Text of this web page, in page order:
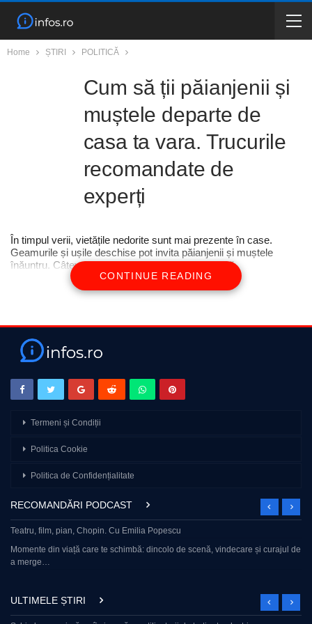
Home ȘTIRI POLITICĂ
Cum să ții păianjenii și
muștele departe de
casa ta vara. Trucurile
recomandate de
experți
În timpul verii, vietățile nedorite sunt mai prezente în case.
Geamurile și ușile deschise pot invita păianjenii și muștele
înăuntru. Câteva sfaturi te ajută să le ții la distanță.
CONTINUE READING
Termeni și Condiții
Politica Cookie
Politica de Confidențialitate
RECOMANDĂRI PODCAST
Teatru, film, pian, Chopin. Cu Emilia Popescu
Momente din viață care te schimbă: dincolo de scenă, vindecare și curajul de
a merge…
ULTIMELE ȘTIRI